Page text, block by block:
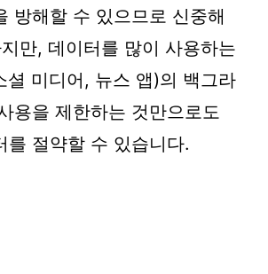
방해할 수 있으므로 신중해
만, 데이터를 많이 사용하는
셜 미디어, 뉴스 앱)의 백그라
용을 제한하는 것만으로도
를 절약할 수 있습니다.